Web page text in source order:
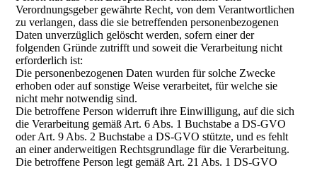
Verordnungsgeber gewährte Recht, von dem Verantwortlichen
zu verlangen, dass die sie betreffenden personenbezogenen
Daten unverzüglich gelöscht werden, sofern einer der
folgenden Gründe zutrifft und soweit die Verarbeitung nicht
erforderlich ist:
Die personenbezogenen Daten wurden für solche Zwecke
erhoben oder auf sonstige Weise verarbeitet, für welche sie
nicht mehr notwendig sind.
Die betroffene Person widerruft ihre Einwilligung, auf die sich
die Verarbeitung gemäß Art. 6 Abs. 1 Buchstabe a DS-GVO
oder Art. 9 Abs. 2 Buchstabe a DS-GVO stützte, und es fehlt
an einer anderweitigen Rechtsgrundlage für die Verarbeitung.
Die betroffene Person legt gemäß Art. 21 Abs. 1 DS-GVO